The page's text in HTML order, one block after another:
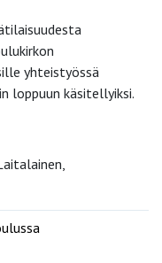
yhteistyössä
loppuun käsitellyiksi.